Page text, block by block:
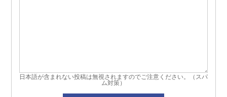
日本語が含まれない投稿は無視されますのでご注意ください。（スパ
ム対策）